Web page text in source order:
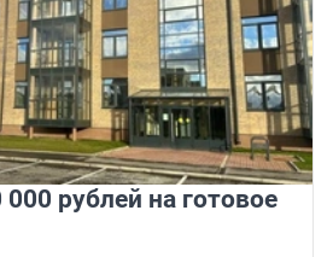
рублей на готовое